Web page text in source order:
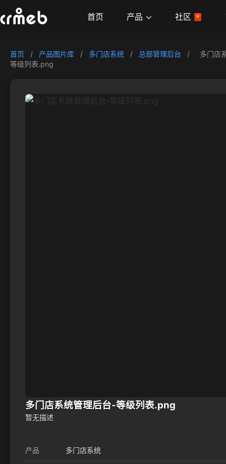
首页 产品 社区
首页 / 产品图片库 / 多门店系统 / 总部管理后台 /
多门店
等级列表.png
多门店系统管理后台-等级列表.png
暂无描述
产品 多门店系统